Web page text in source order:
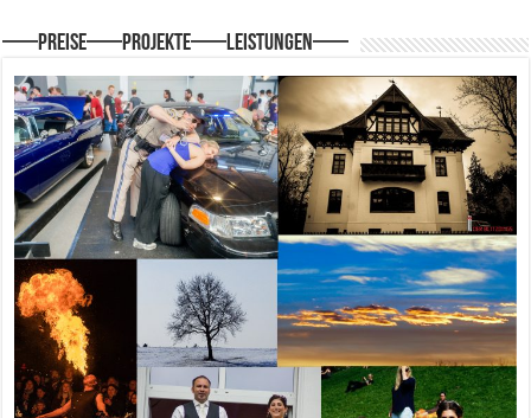
—–Preise—–Projekte—–Leistungen—–